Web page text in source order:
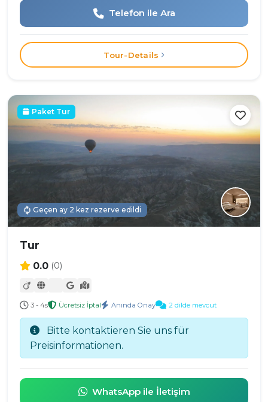
Telefon ile Ara
Tour-Details
Paket Tur
Geçen ay 2 kez rezerve edildi
Tur
0.0 (0)
3 - 4s Ücretsiz İptal Anında Onay 2 dilde mevcut
Bitte kontaktieren Sie uns für
Preisinformationen.
WhatsApp ile İletişim